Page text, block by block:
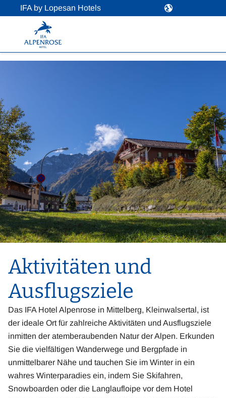
IFA by Lopesan Hotels
Aktivitäten und
Ausflugsziele
Das IFA Hotel Alpenrose in Mittelberg, Kleinwalsertal, ist
der ideale Ort für zahlreiche Aktivitäten und Ausflugsziele
inmitten der atemberaubenden Natur der Alpen. Erkunden
Sie die vielfältigen Wanderwege und Bergpfade in
unmittelbarer Nähe und tauchen Sie im Winter in ein
wahres Winterparadies ein, indem Sie Skifahren,
Snowboarden oder die Langlaufloipe vor dem Hotel